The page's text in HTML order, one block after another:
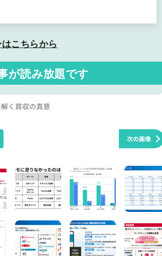
こちらから
が読み放題です
く買収の真意
次の画像